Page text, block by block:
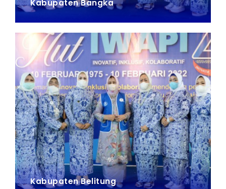
Kabupaten Bangka
Kabupaten Belitung